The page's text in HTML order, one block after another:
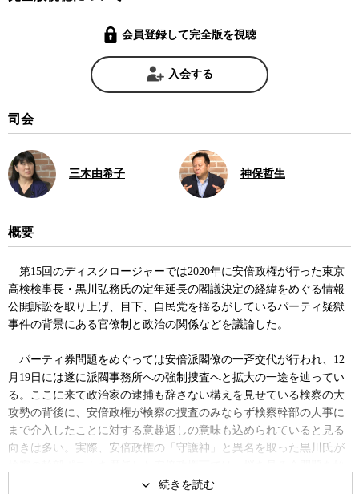
会員登録して完全版を視聴
入会する
司会
三木由希子 神保哲生
概要
第15回のディスクロージャーでは2020年に安倍政権が行った東京
高検検事長・黒川弘務氏の定年延長の閣議決定の経緯をめぐる情報
公開訴訟を取り上げ、目下、自民党を揺るがしているパーティ疑獄
事件の背景にある官僚制と政治の関係などを議論した。
パーティ券問題をめぐっては安倍派閣僚の一斉交代が行われ、12
月19日には遂に派閥事務所への強制捜査へと拡大の一途を辿ってい
る。ここに来て政治家の逮捕も辞さない構えを見せている検察の大
攻勢の背後に、安倍政権が検察の捜査のみならず検察幹部の人事に
まで介入したことに対する意趣返しの意味も込められていると見る
向きは多い。実際、安倍政権の「守護神」と異名を取った黒川氏が
め数々の政治絡みの疑惑が報じられたが、最後までこれに検察が着